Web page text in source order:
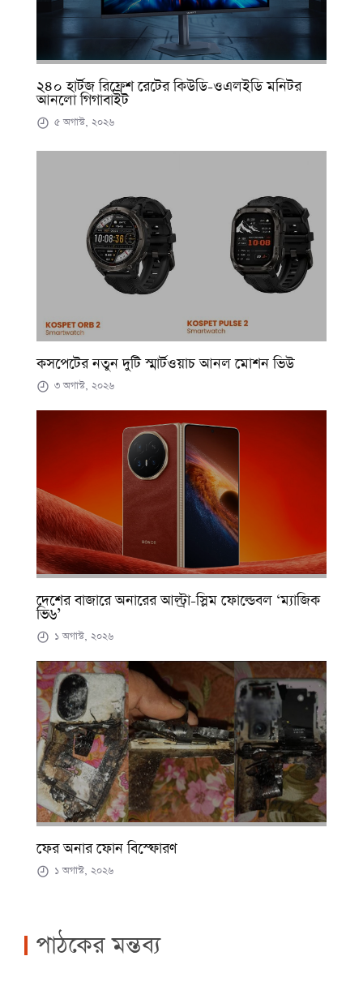
২৪০ হার্টজ রিফ্রেশ রেটের কিউডি-ওএলইডি মনিটর
আনলো গিগাবাইট
৫ অগাস্ট, ২০২৬
কসপেটের নতুন দুটি স্মার্টওয়াচ আনল মোশন ভিউ
৩ অগাস্ট, ২০২৬
দেশের বাজারে অনারের আল্ট্রা-স্লিম ফোল্ডেবল ‘ম্যাজিক
ভি৬’
১ অগাস্ট, ২০২৬
ফের অনার ফোন বিস্ফোরণ
১ অগাস্ট, ২০২৬
পাঠকের মন্তব্য